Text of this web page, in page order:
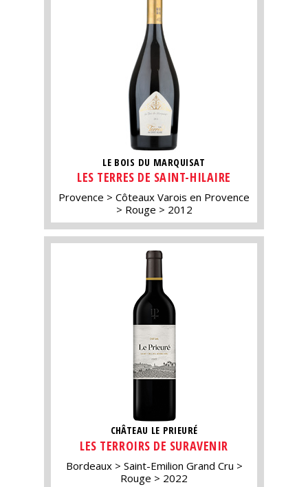
LE BOIS DU MARQUISAT
LES TERRES DE SAINT-HILAIRE
Provence
Côteaux Varois en Provence
Rouge
2012
CHÂTEAU LE PRIEURÉ
LES TERROIRS DE SURAVENIR
Bordeaux
Saint-Emilion Grand Cru
Rouge
2022